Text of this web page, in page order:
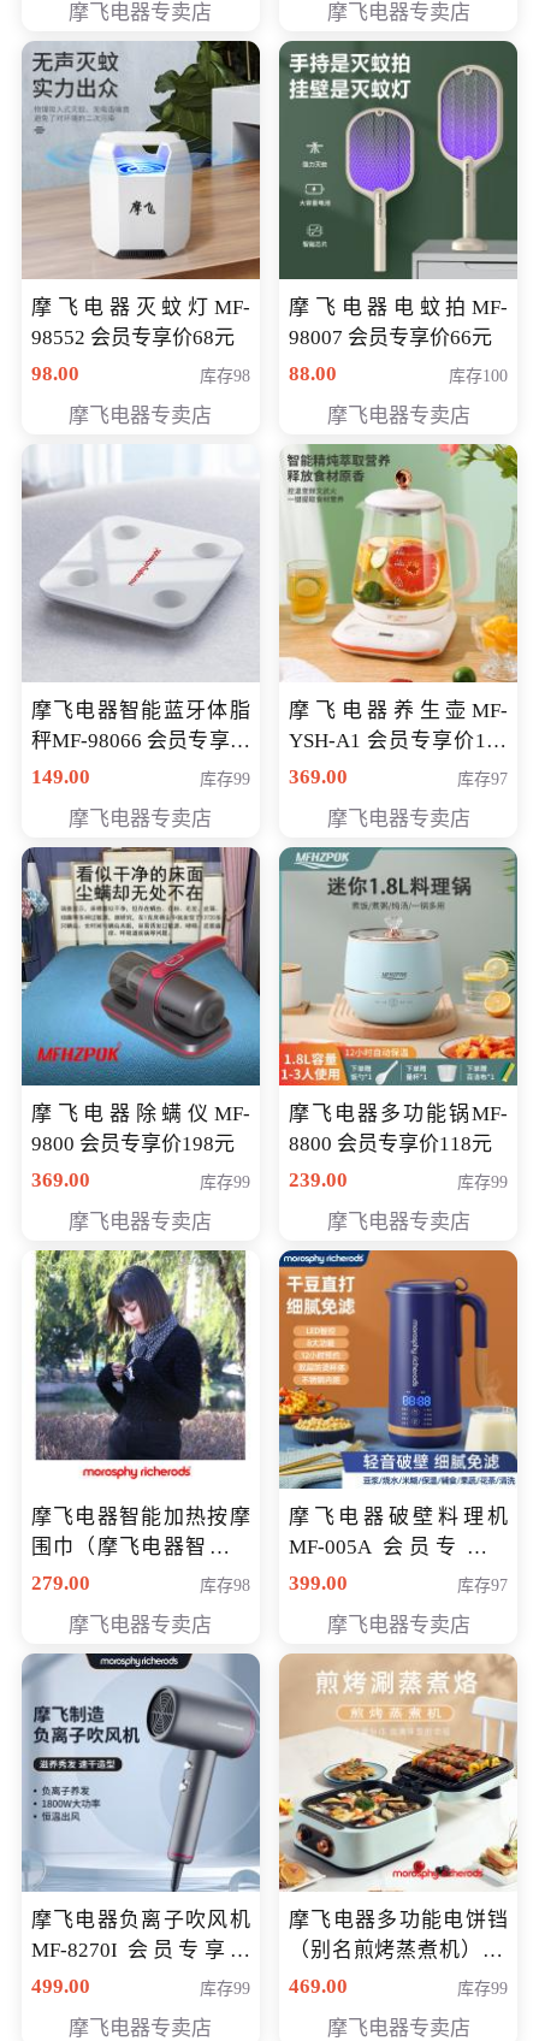
摩飞电器专卖店 摩飞电器专卖店
摩飞电器灭蚊灯MF-
98552 会员专享价68元
98.00
库存98
摩飞电器专卖店
摩飞电器电蚊拍MF-
98007 会员专享价66元
88.00
库存100
摩飞电器专卖店
摩飞电器智能蓝牙体脂
秤MF-98066 会员专享价
98元
149.00 库存99
摩飞电器专卖店
摩飞电器养生壶MF-
YSH-A1 会员专享价198
元
369.00 库存97
摩飞电器专卖店
摩飞电器除螨仪MF-
9800 会员专享价198元
369.00
库存99
摩飞电器专卖店
摩飞电器多功能锅MF-
8800 会员专享价118元
239.00
库存99
摩飞电器专卖店
摩飞电器智能加热按摩
围巾（摩飞电器智能加
热按摩围脖） 会员专享
279.00 库存98
摩飞电器专卖店
摩飞电器破壁料理机
MF-005A 会员专享价
198元
399.00 库存97
摩飞电器专卖店
摩飞电器负离子吹风机
MF-8270I 会员专享价
369元
499.00 库存99
摩飞电器专卖店
摩飞电器多功能电饼铛
（别名煎烤蒸煮机） 型
号MF-8888B 会员专享
469.00 库存99
摩飞电器专卖店